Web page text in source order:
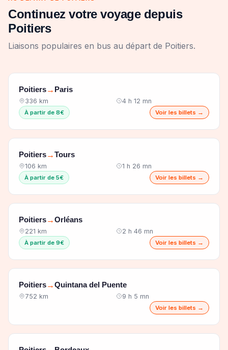
Continuez votre voyage depuis
Poitiers
Liaisons populaires en bus au départ de Poitiers.
Poitiers→ Paris
336 km 4 h 12 mn
À partir de 8€ Voir les billets →
Poitiers→Tours
106 km 1 h 26 mn
À partir de 5€ Voir les billets →
Poitiers→Orléans
221 km 2 h 46 mn
À partir de 9€ Voir les billets →
Poitiers→Quintana del Puente
752 km 9 h 5 mn
Voir les billets →